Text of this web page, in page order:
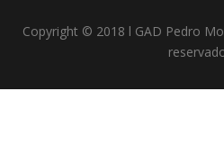
Copyright © 2018 l GAD Pedro